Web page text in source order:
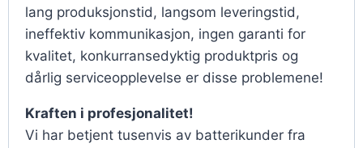
lang produksjonstid, langsom leveringstid,
ineffektiv kommunikasjon, ingen garanti for
kvalitet, konkurransedyktig produktpris og
dårlig serviceopplevelse er disse problemene!
Kraften i profesjonalitet!
Vi har betjent tusenvis av batterikunder fra